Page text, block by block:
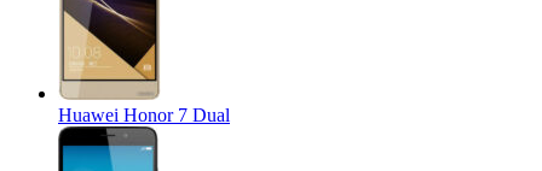
Huawei Honor 7 Dual